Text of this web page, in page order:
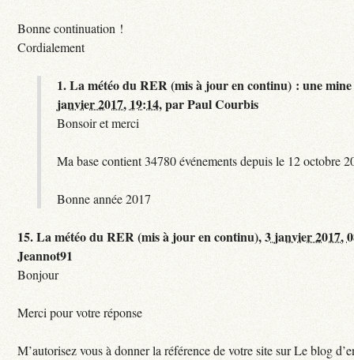
Bonne continuation !
Cordialement
1.La météo du RER (mis à jour en continu) : une
janvier 2017, 19:14,parPaul Courbis
Bonsoir et merci
Ma base contient 34780 événements depuis le 12 octobre
Bonne année 2017
15.La météo du RER (mis à jour en continu),3 janvier 2017,
Jeannot91
Bonjour
Merci pour votre réponse
M’autorisez vous à donner la référence de votre site sur Le blog